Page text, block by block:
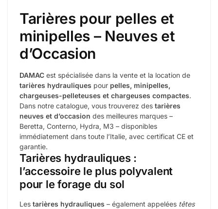
Tarières pour pelles et
minipelles – Neuves et
d’Occasion
DAMAC est spécialisée dans la vente et la location de
tarières hydrauliques pour pelles, minipelles,
chargeuses-pelleteuses et chargeuses compactes.
Dans notre catalogue, vous trouverez des tarières
neuves et d’occasion des meilleures marques –
Beretta, Conterno, Hydra, M3 – disponibles
immédiatement dans toute l’Italie, avec certificat CE et
garantie.
Tarières hydrauliques :
l’accessoire le plus polyvalent
pour le forage du sol
Les tarières hydrauliques – également appelées têtes